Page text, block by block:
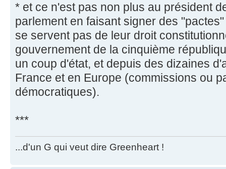
* et ce n'est pas non plus au président
parlement en faisant signer des
se servent pas de leur droit
gouvernement de la cinquième
un coup d'état, et depuis des dizaines
France et en Europe (commissions ou
démocratiques).
***
...d'un G qui veut dire Greenheart !